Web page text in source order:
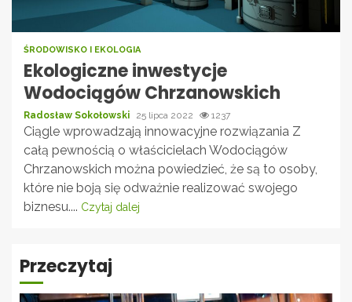
ŚRODOWISKO I EKOLOGIA
Ekologiczne inwestycje
Wodociągów Chrzanowskich
Radosław Sokołowski 25 lipca 2022 1237
Ciągle wprowadzają innowacyjne rozwiązania Z
całą pewnością o właścicielach Wodociągów
Chrzanowskich można powiedzieć, że są to osoby,
które nie boją się odważnie realizować swojego
biznesu.... Czytaj dalej
Przeczytaj